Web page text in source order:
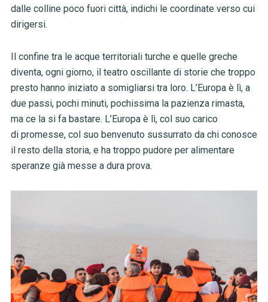
dalle colline poco fuori città, indichi le coordinate verso cui
dirigersi.
Il confine tra le acque territoriali turche e quelle greche
diventa, ogni giorno, il teatro oscillante di storie che troppo
presto hanno iniziato a somigliarsi tra loro. L’Europa è lì, a
due passi, pochi minuti, pochissima la pazienza rimasta,
ma ce la si fa bastare. L’Europa è lì, col suo carico
di promesse, col suo benvenuto sussurrato da chi conosce
il resto della storia, e ha troppo pudore per alimentare
speranze già messe a dura prova.